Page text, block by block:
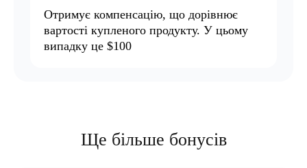
Отримує компенсацію, що дорівнює
вартості купленого продукту. У цьому
випадку це $100
Ще більше бонусів